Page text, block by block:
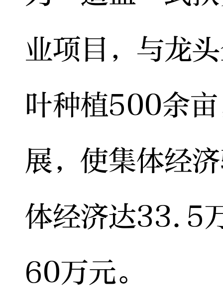
业项目，与龙
叶种植500余
展，使集体经
体经济达33.5
60万元。